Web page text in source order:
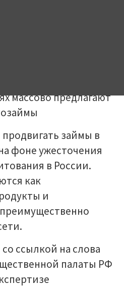
займы в
фоне ужесточения
в России.
как
и
ссылкой на слова
палаты РФ